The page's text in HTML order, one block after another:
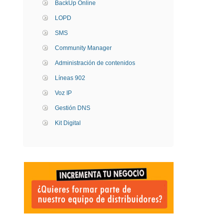
BackUp Online
LOPD
SMS
Community Manager
Administración de contenidos
Líneas 902
Voz IP
Gestión DNS
Kit Digital